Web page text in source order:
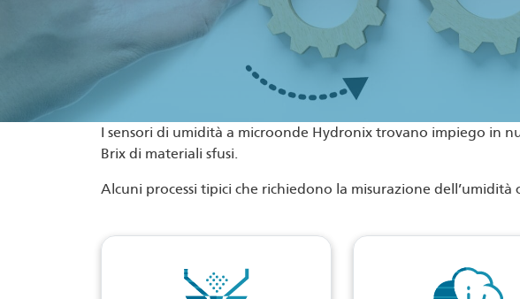
I sensori di umidità a microonde Hydronix trovano impiego in
Brix di materiali sfusi.
Alcuni processi tipici che richiedono la misurazione dell’umidità